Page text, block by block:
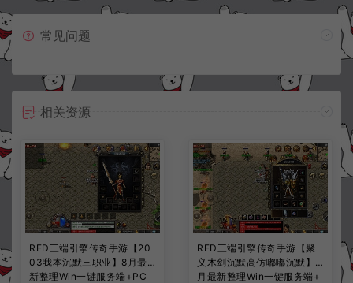
常见问题
相关资源
RED三端引擎传奇手游【20
03我本沉默三职业】8月最
新整理Win一键服务端+PC
RED三端引擎传奇手游【聚
义木剑沉默高仿嘟嘟沉默】7
月最新整理Win一键服务端+